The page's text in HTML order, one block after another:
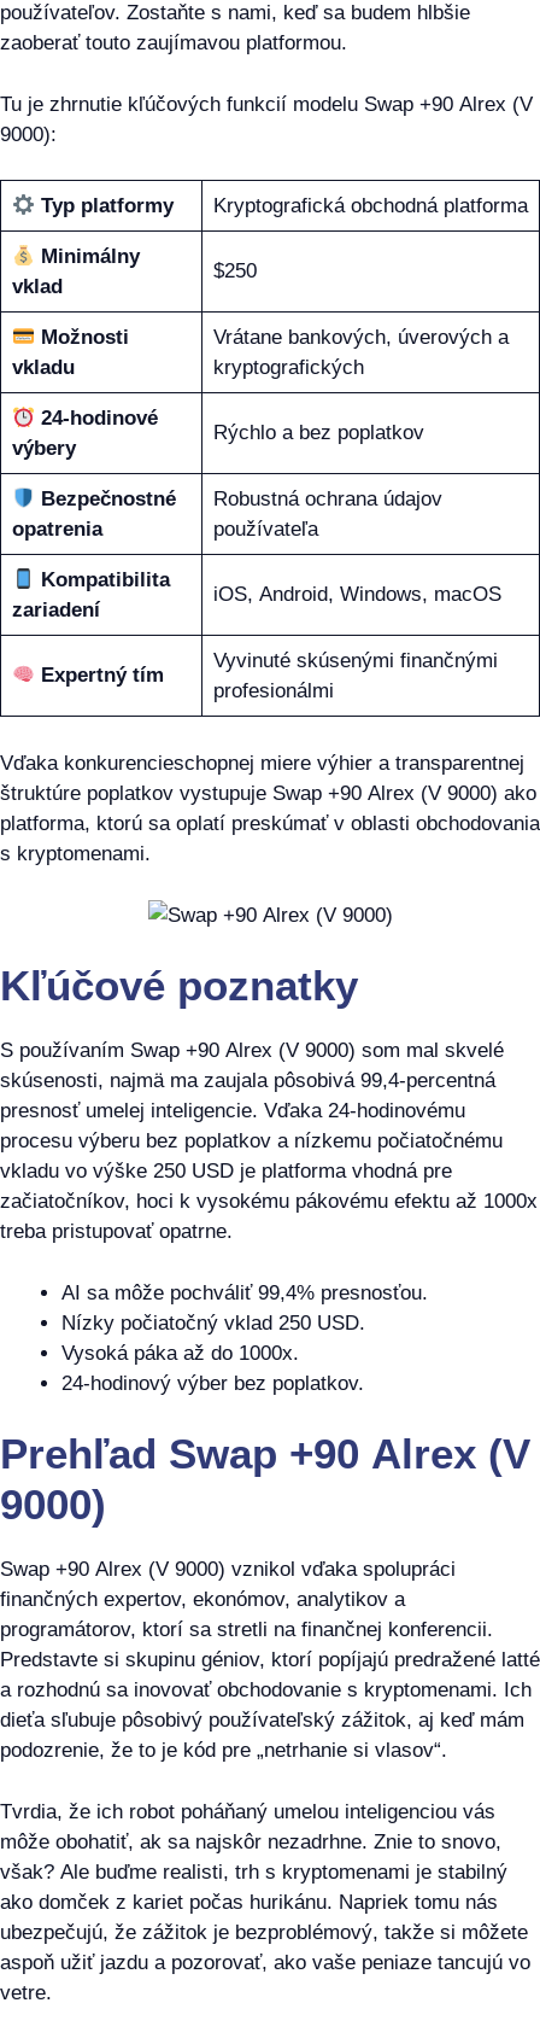
používateľov. Zostaňte s nami, keď sa budem hlbšie
zaoberať touto zaujímavou platformou.
Tu je zhrnutie kľúčových funkcií modelu Swap +90 Alrex (V
9000):
Typ platformy Kryptografická obchodná platforma
Minimálny
vklad
$250
Možnosti
vkladu
Vrátane bankových, úverových a
kryptografických
24-hodinové
výbery
Rýchlo a bez poplatkov
Bezpečnostné
opatrenia
Robustná ochrana údajov
používateľa
Kompatibilita
zariadení
iOS, Android, Windows, macOS
Expertný tím
Vyvinuté skúsenými finančnými
profesionálmi
Vďaka konkurencieschopnej miere výhier a transparentnej
štruktúre poplatkov vystupuje Swap +90 Alrex (V 9000) ako
platforma, ktorú sa oplatí preskúmať v oblasti obchodovania
s kryptomenami.
Kľúčové poznatky
S používaním Swap +90 Alrex (V 9000) som mal skvelé
skúsenosti, najmä ma zaujala pôsobivá 99,4-percentná
presnosť umelej inteligencie. Vďaka 24-hodinovému
procesu výberu bez poplatkov a nízkemu počiatočnému
vkladu vo výške 250 USD je platforma vhodná pre
začiatočníkov, hoci k vysokému pákovému efektu až 1000x
treba pristupovať opatrne.
AI sa môže pochváliť 99,4% presnosťou.
Nízky počiatočný vklad 250 USD.
Vysoká páka až do 1000x.
24-hodinový výber bez poplatkov.
Prehľad Swap +90 Alrex (V
9000)
Swap +90 Alrex (V 9000) vznikol vďaka spolupráci
finančných expertov, ekonómov, analytikov a
programátorov, ktorí sa stretli na finančnej konferencii.
Predstavte si skupinu géniov, ktorí popíjajú predražené latté
a rozhodnú sa inovovať obchodovanie s kryptomenami. Ich
dieťa sľubuje pôsobivý používateľský zážitok, aj keď mám
podozrenie, že to je kód pre „netrhanie si vlasov“.
Tvrdia, že ich robot poháňaný umelou inteligenciou vás
môže obohatiť, ak sa najskôr nezadrhne. Znie to snovo,
však? Ale buďme realisti, trh s kryptomenami je stabilný
ako domček z kariet počas hurikánu. Napriek tomu nás
ubezpečujú, že zážitok je bezproblémový, takže si môžete
aspoň užiť jazdu a pozorovať, ako vaše peniaze tancujú vo
vetre.